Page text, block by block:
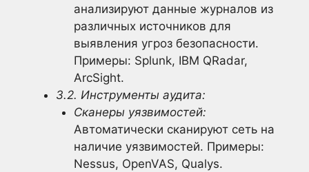
анализируют данные журналов из
различных источников для
выявления угроз безопасности.
Примеры: Splunk, IBM QRadar,
ArcSight.
3.2. Инструменты аудита:
Сканеры уязвимостей:
Автоматически сканируют сеть на
наличие уязвимостей. Примеры:
Nessus, OpenVAS, Qualys.